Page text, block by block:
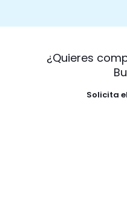
¿Quieres
Solicita